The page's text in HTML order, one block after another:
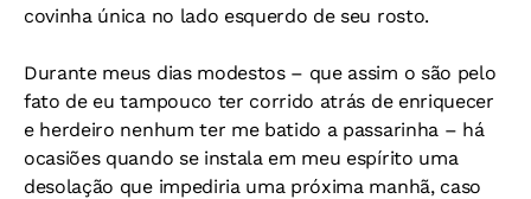
covinha única no lado esquerdo de seu rosto.
Durante meus dias modestos – que assim o são pelo
fato de eu tampouco ter corrido atrás de enriquecer
e herdeiro nenhum ter me batido a passarinha – há
ocasiões quando se instala em meu espírito uma
desolação que impediria uma próxima manhã, caso